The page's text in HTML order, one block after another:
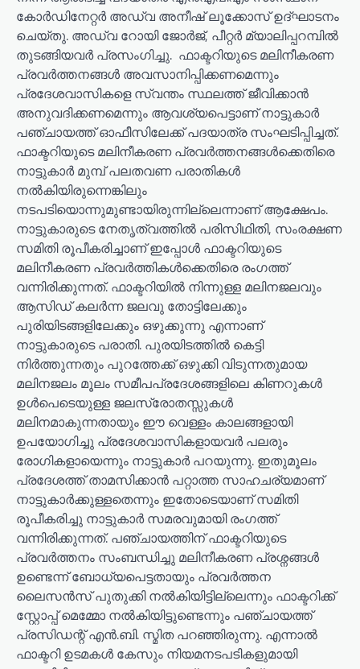
കോര്‍ഡിനേറ്റര്‍ അഡ്വ അനീഷ് ലൂക്കോസ് ഉദ്ഘാടനം
ചെയ്തു. അഡ്വ റോയി ജോര്‍ജ്, പീറ്റര്‍ മ്യാലിപ്പറമ്പില്‍
തുടങ്ങിയവര്‍ പ്രസംഗിച്ചു. ഫാക്ടറിയുടെ മലിനീകരണ
പ്രവര്‍ത്തനങ്ങള്‍ അവസാനിപ്പിക്കണമെന്നും
പ്രദേശവാസികളെ സ്വന്തം സ്ഥലത്ത് ജീവിക്കാന്‍
അനുവദിക്കണമെന്നും ആവശ്യപെട്ടാണ് നാട്ടുകാര്‍
പഞ്ചായത്ത് ഓഫീസിലേക്ക് പദയാത്ര സംഘടിപ്പിച്ചത്.
ഫാക്ടറിയുടെ മലിനീകരണ പ്രവര്‍ത്തനങ്ങള്‍ക്കെതിരെ
നാട്ടുകാര്‍ മുമ്പ് പലതവണ പരാതികള്‍
നല്‍കിയിരുന്നെങ്കിലും
നടപടിയൊന്നുമുണ്ടായിരുന്നില്ലെന്നാണ് ആക്ഷേപം.
നാട്ടുകാരുടെ നേതൃത്വത്തില്‍ പരിസിഥിതി, സംരക്ഷണ
സമിതി രൂപീകരിച്ചാണ് ഇപ്പോള്‍ ഫാക്ടറിയുടെ
മലിനീകരണ പ്രവര്‍ത്തികള്‍ക്കെതിരെ രംഗത്ത്
വന്നിരിക്കുന്നത്. ഫാക്ടറിയില്‍ നിന്നുള്ള മലിനജലവും
ആസിഡ് കലര്‍ന്ന ജലവു തോട്ടിലേക്കും
പുരിയിടങ്ങളിലേക്കും ഒഴുക്കുന്നു എന്നാണ്
നാട്ടുകാരുടെ പരാതി. പുരയിടത്തില്‍ കെട്ടി
നിര്‍ത്തുന്നതും പുറത്തേക്ക് ഒഴുക്കി വിടുന്നതുമായ
മലിനജലം മൂലം സമീപപ്രദേശങ്ങളിലെ കിണറുകള്‍
ഉള്‍പെടെയുള്ള ജലസ്രോതസ്സുകള്‍
മലിനമാകുന്നതായും ഈ വെള്ളം കാലങ്ങളായി
ഉപയോഗിച്ചു പ്രദേശവാസികളായവര്‍ പലരും
രോഗികളായെന്നും നാട്ടുകാര്‍ പറയുന്നു. ഇതുമൂലം
പ്രദേശത്ത് താമസിക്കാന്‍ പറ്റാത്ത സാഹചര്യമാണ്
നാട്ടുകാര്‍ക്കുള്ളതെന്നും ഇതോടെയാണ് സമിതി
രൂപീകരിച്ചു നാട്ടുകാര്‍ സമരവുമായി രംഗത്ത്
വന്നിരിക്കുന്നത്. പഞ്ചായത്തിന് ഫാക്ടറിയുടെ
പ്രവര്‍ത്തനം സംബന്ധിച്ചു മലിനീകരണ പ്രശ്നങ്ങള്‍
ഉണ്ടെന്ന് ബോധ്യപെട്ടതായും പ്രവര്‍ത്തന
ലൈസന്‍സ് പുതുക്കി നല്‍കിയിട്ടില്ലെന്നും ഫാക്ടറിക്ക്
സ്റ്റോപ്പ് മെമ്മോ നല്‍കിയിട്ടുണ്ടെന്നും പഞ്ചായത്ത്
പ്രസിഡന്റ് എന്‍.ബി. സ്മിത പറഞ്ഞിരുന്നു. എന്നാല്‍
ഫാക്ടറി ഉടമകള്‍ കേസും നിയമനടപടികളുമായി